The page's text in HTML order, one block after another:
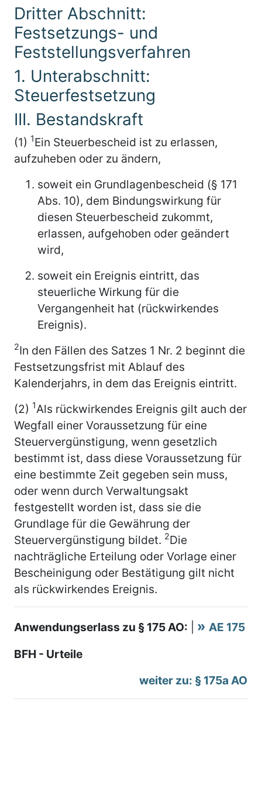
Dritter Abschnitt:
Festsetzungs- und
Feststellungsverfahren
1. Unterabschnitt:
Steuerfestsetzung
III. Bestandskraft
(1) 1Ein Steuerbescheid ist zu erlassen,
aufzuheben oder zu ändern,
soweit ein Grundlagenbescheid (§ 171
Abs. 10), dem Bindungswirkung für
diesen Steuerbescheid zukommt,
erlassen, aufgehoben oder geändert
wird,
soweit ein Ereignis eintritt, das
steuerliche Wirkung für die
Vergangenheit hat (rückwirkendes
Ereignis).
2In den Fällen des Satzes 1 Nr. 2 beginnt die
Festsetzungsfrist mit Ablauf des
Kalenderjahrs, in dem das Ereignis eintritt.
(2) 1Als rückwirkendes Ereignis gilt auch der
Wegfall einer Voraussetzung für eine
Steuervergünstigung, wenn gesetzlich
bestimmt ist, dass diese Voraussetzung für
eine bestimmte Zeit gegeben sein muss,
oder wenn durch Verwaltungsakt
festgestellt worden ist, dass sie die
Grundlage für die Gewährung der
Steuervergünstigung bildet. 2Die
nachträgliche Erteilung oder Vorlage einer
Bescheinigung oder Bestätigung gilt nicht
als rückwirkendes Ereignis.
Anwendungserlass zu § 175 AO:
AE 175
BFH - Urteile
weiter zu: § 175a AO